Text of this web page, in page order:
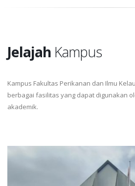
Jelajah Kampus
Kampus Fakultas Perikanan dan Ilmu
berbagai fasilitas yang dapat digunakan
akademik.